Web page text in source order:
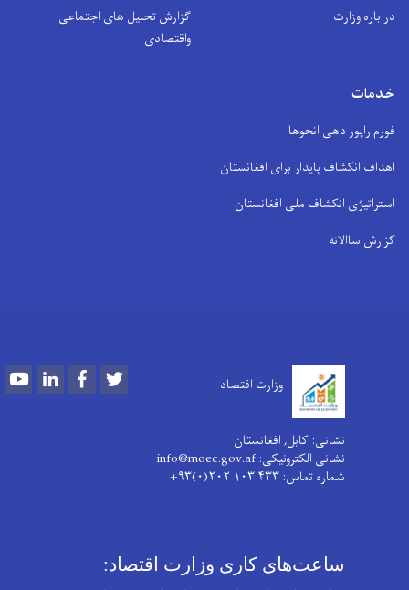
در باره وزارت
گزارش تحلیل های اجتماعی
واقتصادی
خدمات
فورم راپور دهی انجوها
اهداف انکشاف پایدار برای افغانستان
استراتیژی انکشاف ملی افغانستان
گزارش ساالانه
وزارت اقتصاد YoutubeLinkedInFacebook
نشانی: کابل, افغانستان
نشانی الکترونیکی: info@moec.gov.af
شماره تماس: ۴۳۳ ۱۰۳ ۲۰۲(۰)۹۳+
ساعت‌های کاری وزارت اقتصاد: